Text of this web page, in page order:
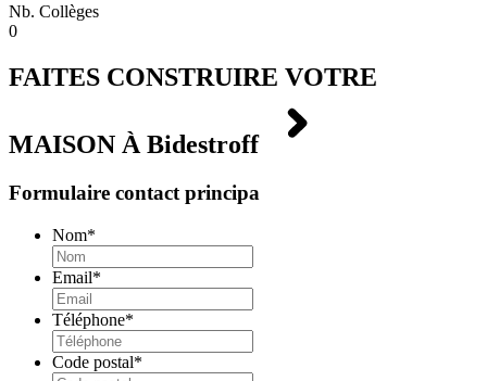
Nb. Collèges
0
FAITES CONSTRUIRE VOTRE
MAISON À Bidestroff
Formulaire contact principa
Nom*
Email*
Téléphone*
Code postal*